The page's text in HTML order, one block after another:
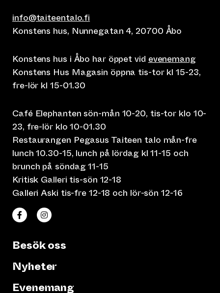
info@taiteentalo.fi
Konstens hus, Nunnegatan 4, 20700 Åbo
Konstens hus i Åbo har öppet vid evenemang
Konstens Hus Magasin öppna tis-tor kl 15-23,
fre-lör kl 15-01.30
Café Elephanten sön-mån 10-20, tis-tor klo 10-
23, fre-lör klo 10-01.30
Restaurangen Pegasus Taiteen talo mån-fre
lunch 10.30-15, lunch på lördag kl 11-15 och
brunch på söndag 11-15
Kritisk Galleri tis-sön 12-18
Galleri Aski tis-fre 12-18 och lör-sön 12-16
Taiteen talo Facebookissa
(leder till annan webbtjänst)
Taiteen talo Instagramissa
(leder till annan webbtjänst)
Besök oss
Nyheter
Evenemang